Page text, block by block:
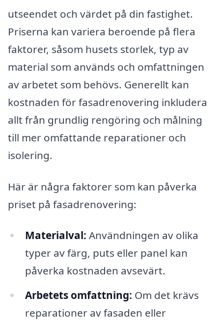
utseendet och värdet på din fastighet.
Priserna kan variera beroende på flera
faktorer, såsom husets storlek, typ av
material som används och omfattningen
av arbetet som behövs. Generellt kan
kostnaden för fasadrenovering inkludera
allt från grundlig rengöring och målning
till mer omfattande reparationer och
isolering.
Här är några faktorer som kan påverka
priset på fasadrenovering:
Materialval: Användningen av olika
typer av färg, puts eller panel kan
påverka kostnaden avsevärt.
Arbetets omfattning: Om det krävs
reparationer av fasaden eller